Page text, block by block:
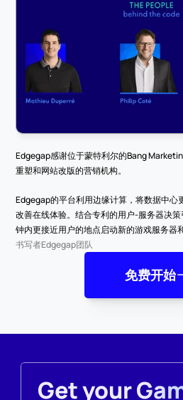
Edgegap感谢位于蒙特利尔的Bang
重塑和网站改版的营销机构。
Edgegap的平台利用边缘计算，将数据中心
改善在线体验。结合专利的用户-服务器决
钟内更接近用户的地点启动新的游戏服务器
书写者Edgegap团队
免费开始
Get your